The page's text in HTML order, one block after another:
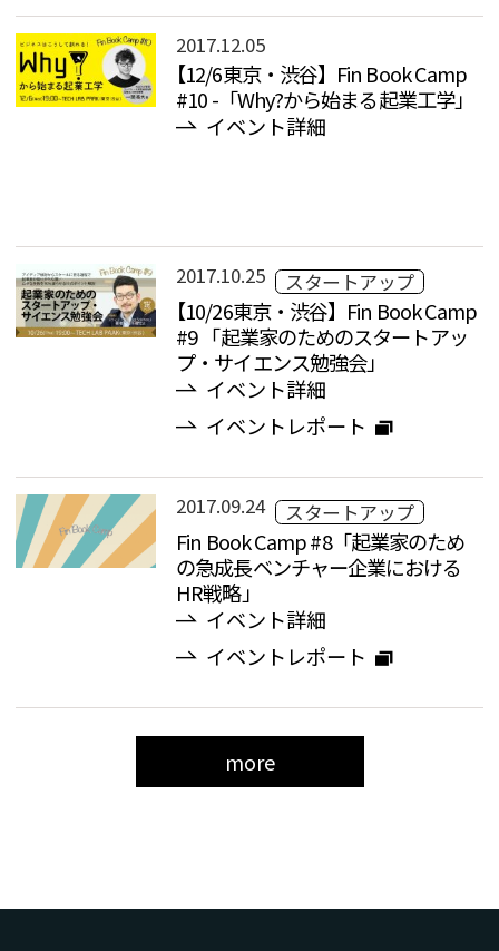
2017.12.05
【12/6東京・渋谷】Fin Book Camp
#10 -「Why?から始まる起業工学」
イベント詳細
2017.10.25 スタートアップ
【10/26東京・渋谷】Fin Book Camp
#9 「起業家のためのスタートアッ
プ・サイエンス勉強会」
イベント詳細
イベントレポート
2017.09.24 スタートアップ
Fin Book Camp #8「起業家のため
の急成長ベンチャー企業における
HR戦略」
イベント詳細
イベントレポート
more